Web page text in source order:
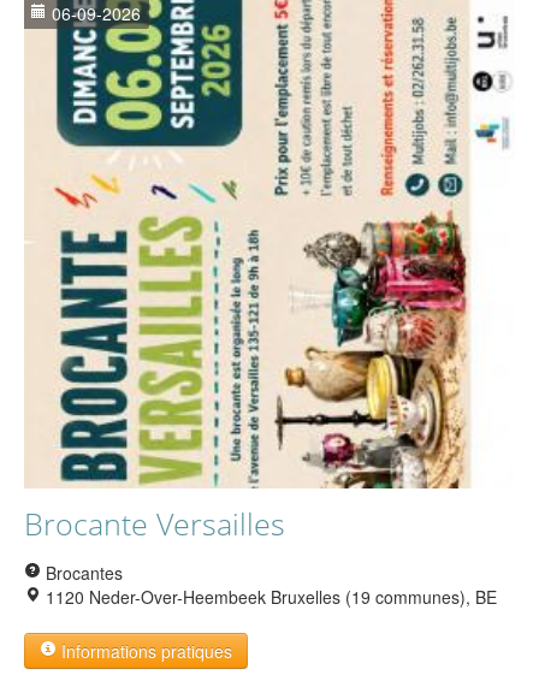
06-09-2026
Brocante Versailles
Brocantes
1120 Neder-Over-Heembeek Bruxelles (19 communes), BE
Informations pratiques